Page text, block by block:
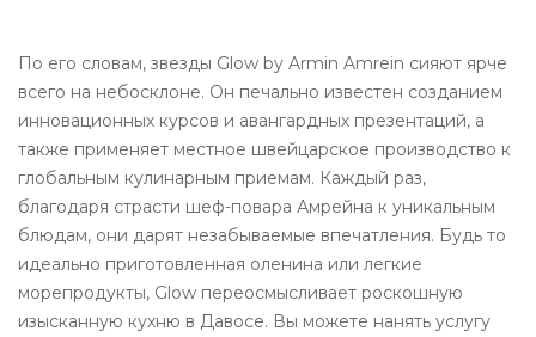
По его словам, звезды Glow by Armin Amrein сияют ярче
всего на небосклоне. Он печально известен созданием
инновационных курсов и авангардных презентаций, а
также применяет местное швейцарское производство к
глобальным кулинарным приемам. Каждый раз,
благодаря страсти шеф-повара Амрейна к уникальным
блюдам, они дарят незабываемые впечатления. Будь то
идеально приготовленная оленина или легкие
морепродукты, Glow переосмысливает роскошную
изысканную кухню в Давосе. Вы можете нанять услугу